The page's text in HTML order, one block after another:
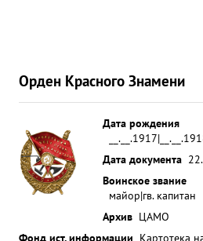
Орден Красного Знамени
Дата рождения
Дата документа
Воинское звание
майор|гв. капитан
Архив ЦАМО
Фонд ист. информации Картотека